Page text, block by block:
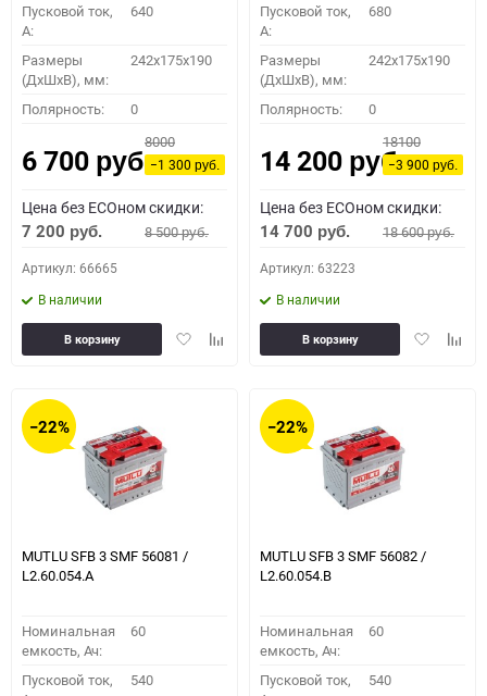
Пусковой ток,
A:
640
Размеры
(ДхШхВ), мм:
242x175x190
Полярность: 0
6 700 руб.
8000
−1 300руб.
Цена без ECOном скидки:
7 200 руб. 8 500руб.
Артикул: 66665
В наличии
ДобавитьДобавить
В корзину
Пусковой ток,
A:
680
Размеры
(ДхШхВ), мм:
242x175x190
Полярность: 0
14 200 руб.
18100
−3 900руб.
Цена без ECOном скидки:
14 700 руб. 18 600руб.
Артикул: 63223
В наличии
Добавить
В корзину
−22%
MUTLU SFB 3 SMF 56081 /
L2.60.054.A
Номинальная
емкость, Ач:
60
Пусковой ток,
540
−22%
MUTLU SFB 3 SMF 56082 /
L2.60.054.B
Номинальная
емкость, Ач:
60
Пусковой ток,
540